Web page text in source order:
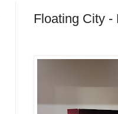
Floating City -